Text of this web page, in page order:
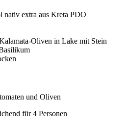
nativ extra aus Kreta PDO
Oliven in Lake mit Stein
und Oliven
für 4 Personen